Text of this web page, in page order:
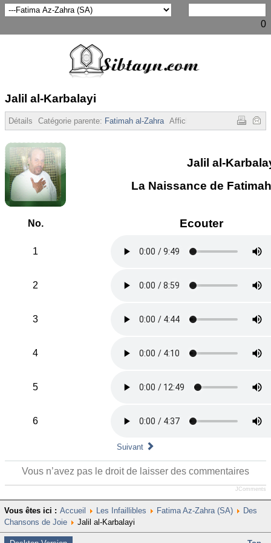
0
Jalil al-Karbalayi
Détails Catégorie parente: Fatimah al-Zahra Affichages :
Jalil al-
La Naissance de
No. Ecouter
1
2
3
4
5
6
Suivant
Vous n’avez pas le droit de laisser des commentaires
JComments
Vous êtes ici : Accueil Les Infaillibles Fatima Az-Zahra (SA)
Des
Chansons de Joie
Jalil al-Karbalayi